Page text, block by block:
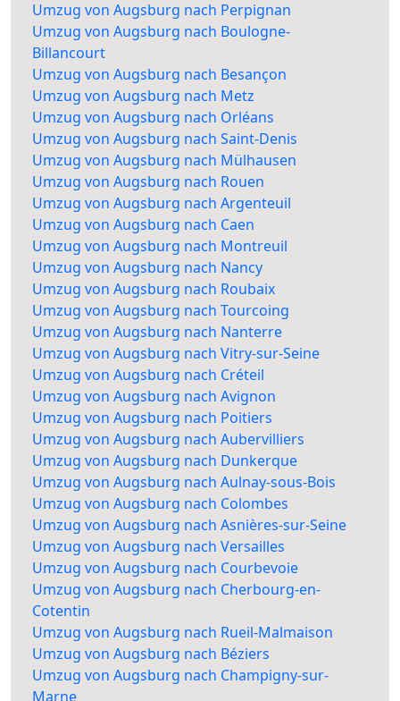
Umzug von Augsburg nach Perpignan
Umzug von Augsburg nach Boulogne-
Billancourt
Umzug von Augsburg nach Besançon
Umzug von Augsburg nach Metz
Umzug von Augsburg nach Orléans
Umzug von Augsburg nach Saint-Denis
Umzug von Augsburg nach Mülhausen
Umzug von Augsburg nach Rouen
Umzug von Augsburg nach Argenteuil
Umzug von Augsburg nach Caen
Umzug von Augsburg nach Montreuil
Umzug von Augsburg nach Nancy
Umzug von Augsburg nach Roubaix
Umzug von Augsburg nach Tourcoing
Umzug von Augsburg nach Nanterre
Umzug von Augsburg nach Vitry-sur-Seine
Umzug von Augsburg nach Créteil
Umzug von Augsburg nach Avignon
Umzug von Augsburg nach Poitiers
Umzug von Augsburg nach Aubervilliers
Umzug von Augsburg nach Dunkerque
Umzug von Augsburg nach Aulnay-sous-Bois
Umzug von Augsburg nach Colombes
Umzug von Augsburg nach Asnières-sur-Seine
Umzug von Augsburg nach Versailles
Umzug von Augsburg nach Courbevoie
Umzug von Augsburg nach Cherbourg-en-
Cotentin
Umzug von Augsburg nach Rueil-Malmaison
Umzug von Augsburg nach Béziers
Umzug von Augsburg nach Champigny-sur-
Marne